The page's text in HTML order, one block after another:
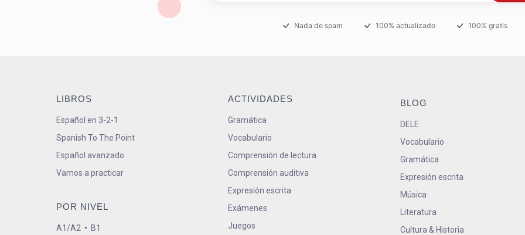
Nada de spam 100% actualizado 100% gratis
LIBROS
Español en 3-2-1
Spanish To The Point
Español avanzado
Vamos a practicar
POR NIVEL
A1/A2 • B1
ACTIVIDADES
Gramática
Vocabulario
Comprensión de lectura
Comprensión auditiva
Expresión escrita
Exámenes
Juegos
BLOG
DELE
Vocabulario
Gramática
Expresión escrita
Música
Literatura
Cultura & Historia